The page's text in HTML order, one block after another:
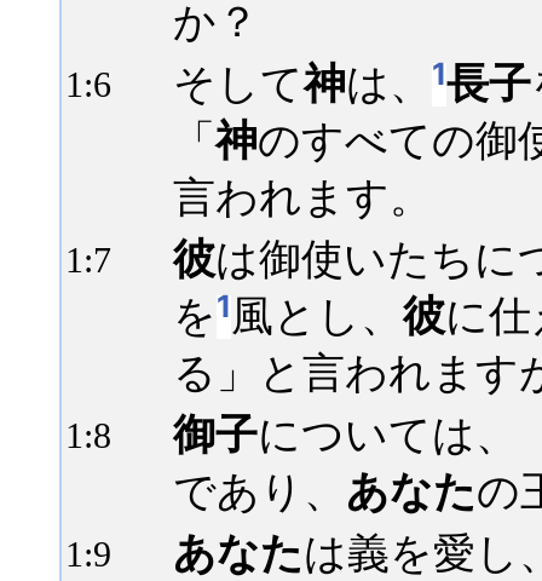
か？
1:6 そして神は、 1長子
「神のすべての御
言われます。
1:7 彼は御使いたちに
を1 風とし、彼に
る」と言われます
1:8 御子については、
であり、 あなたの
1:9 あなたは義を愛し